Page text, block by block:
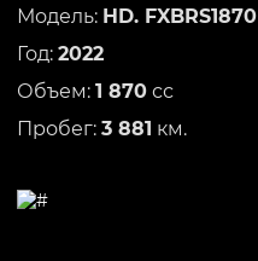
Модель: HD. FXBRS1870
Год: 2022
Объем: 1 870 сс
Пробег: 3 881 км.